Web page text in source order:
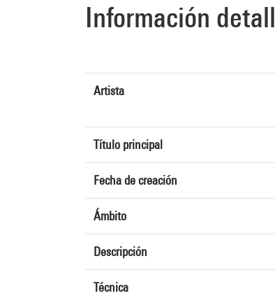
Información
Artista
Título principal
Fecha de creación
Ámbito
Descripción
Técnica